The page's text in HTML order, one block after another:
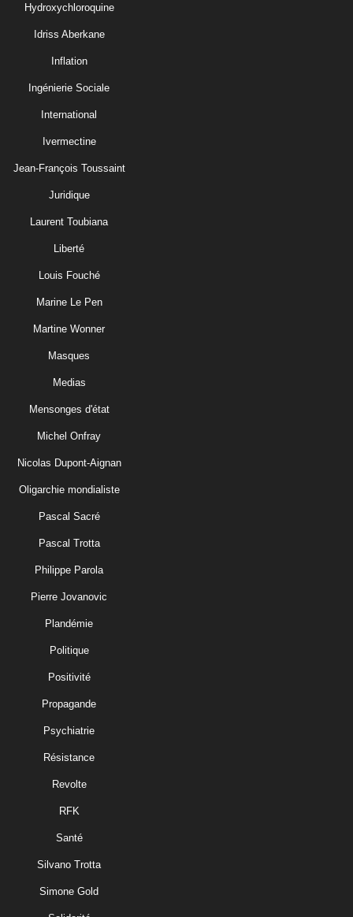
Hydroxychloroquine
Idriss Aberkane
Inflation
Ingénierie Sociale
International
Ivermectine
Jean-François Toussaint
Juridique
Laurent Toubiana
Liberté
Louis Fouché
Marine Le Pen
Martine Wonner
Masques
Medias
Mensonges d'état
Michel Onfray
Nicolas Dupont-Aignan
Oligarchie mondialiste
Pascal Sacré
Pascal Trotta
Philippe Parola
Pierre Jovanovic
Plandémie
Politique
Positivité
Propagande
Psychiatrie
Résistance
Revolte
RFK
Santé
Silvano Trotta
Simone Gold